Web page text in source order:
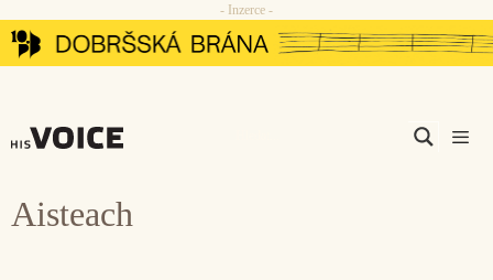
Přeskočit
na
- Inzerce -
Aisteach